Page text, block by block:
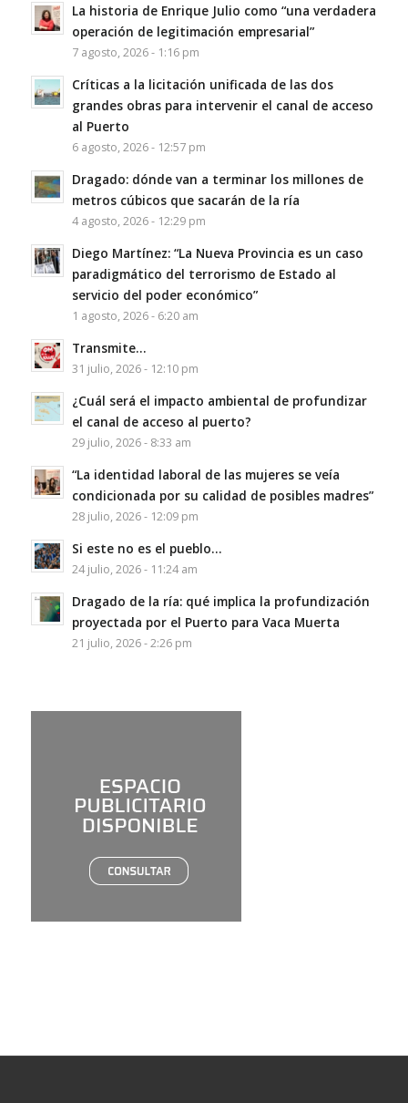
La historia de Enrique Julio como “una verdadera
operación de legitimación empresarial”
7 agosto, 2026 - 1:16 pm
Críticas a la licitación unificada de las dos
grandes obras para intervenir el canal de acceso
al Puerto
6 agosto, 2026 - 12:57 pm
Dragado: dónde van a terminar los millones de
metros cúbicos que sacarán de la ría
4 agosto, 2026 - 12:29 pm
Diego Martínez: “La Nueva Provincia es un caso
paradigmático del terrorismo de Estado al
servicio del poder económico”
1 agosto, 2026 - 6:20 am
Transmite…
31 julio, 2026 - 12:10 pm
¿Cuál será el impacto ambiental de profundizar
el canal de acceso al puerto?
29 julio, 2026 - 8:33 am
“La identidad laboral de las mujeres se veía
condicionada por su calidad de posibles madres”
28 julio, 2026 - 12:09 pm
Si este no es el pueblo…
24 julio, 2026 - 11:24 am
Dragado de la ría: qué implica la profundización
proyectada por el Puerto para Vaca Muerta
21 julio, 2026 - 2:26 pm